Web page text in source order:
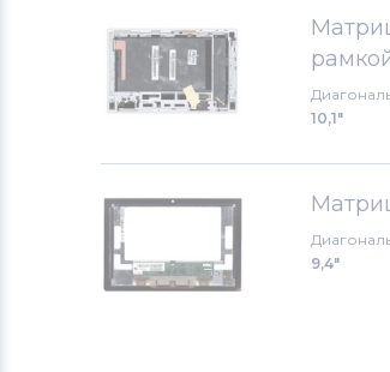
Модули для планшетов
Samsung
Модули для планшетов Sony
Модули для планшетов
Модули для планшетов
Модули для планшетов
10,1"
9,4"